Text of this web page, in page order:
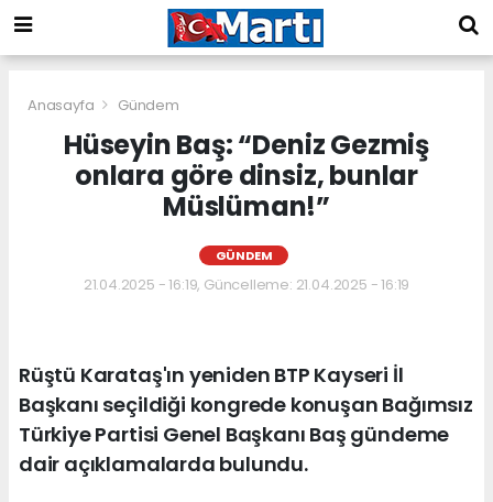
Anasayfa Gündem
Hüseyin Baş: “Deniz Gezmiş
onlara göre dinsiz, bunlar
Müslüman!”
GÜNDEM
21.04.2025 - 16:19, Güncelleme: 21.04.2025 - 16:19
Rüştü Karataş'ın yeniden BTP Kayseri İl
Başkanı seçildiği kongrede konuşan Bağımsız
Türkiye Partisi Genel Başkanı Baş gündeme
dair açıklamalarda bulundu.